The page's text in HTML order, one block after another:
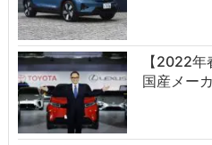
【2022
国産メー